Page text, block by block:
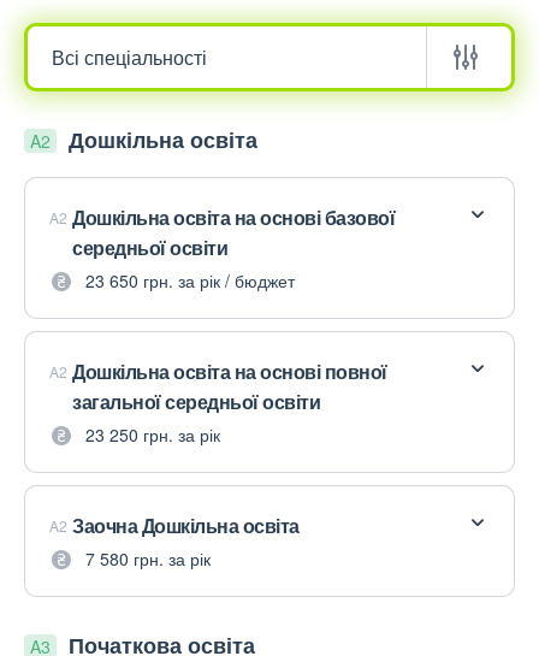
A2 Дошкільна освіта
A2 Дошкільна освіта на основі базової
середньої освіти
23 650 грн. за рік / бюджет
A2 Дошкільна освіта на основі повної
загальної середньої освіти
23 250 грн. за рік
A2 Заочна Дошкільна освіта
7 580 грн. за рік
A3 Початкова освіта